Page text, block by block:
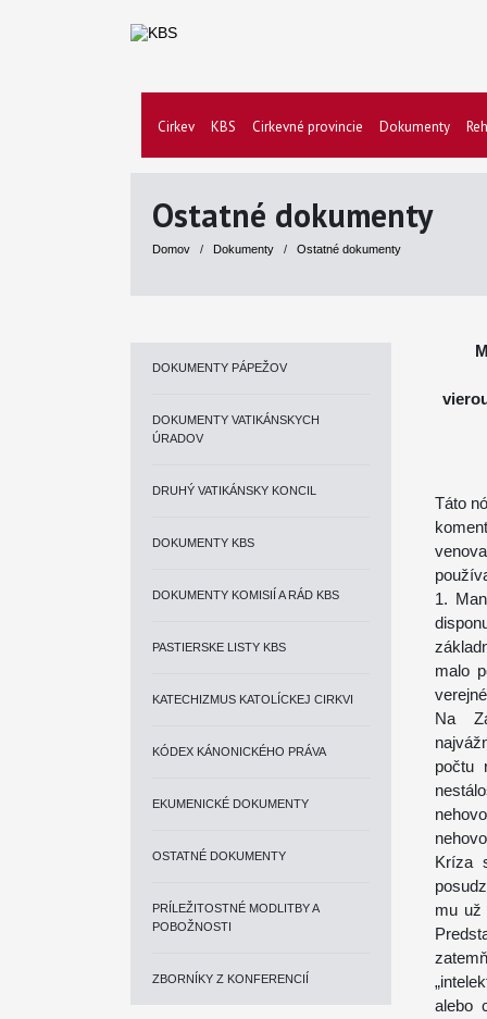
Cirkev KBS Cirkevné provincie Dokumenty
Ostatné dokumenty
Domov / Dokumenty / Ostatné dokumenty
DOKUMENTY PÁPEŽOV
DOKUMENTY VATIKÁNSKYCH
ÚRADOV
DRUHÝ VATIKÁNSKY KONCIL
DOKUMENTY KBS
DOKUMENTY KOMISIÍ A RÁD KBS
PASTIERSKE LISTY KBS
KATECHIZMUS KATOLÍCKEJ CIRKVI
KÓDEX KÁNONICKÉHO PRÁVA
EKUMENICKÉ DOKUMENTY
OSTATNÉ DOKUMENTY
PRÍLEŽITOSTNÉ MODLITBY A
POBOŽNOSTI
ZBORNÍKY Z KONFERENCIÍ
Táto
1.
malo
Na
počtu
Kríza
mu už
alebo